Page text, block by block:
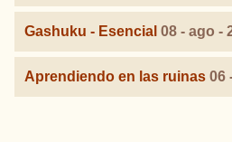
Gashuku - Esencial 08 - ago -
Aprendiendo en las ruinas 06